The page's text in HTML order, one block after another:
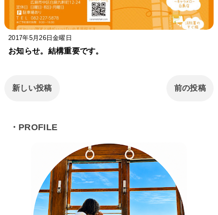
2017年5月26日金曜日
お知らせ。結構重要です。
新しい投稿 前の投稿
・PROFILE